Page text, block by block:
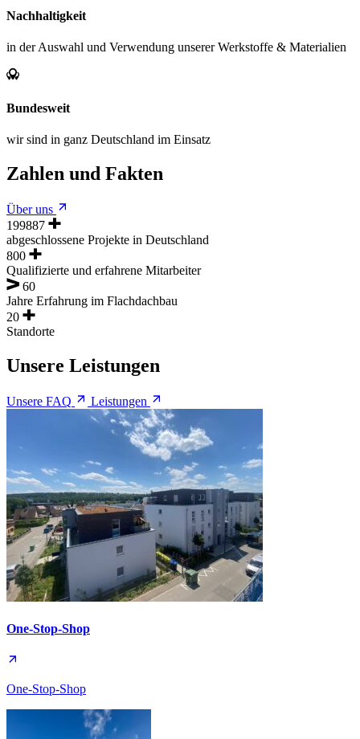
Nachhaltigkeit
in der Auswahl und Verwendung unserer Werkstoffe & Materialien
Bundesweit
wir sind in ganz Deutschland im Einsatz
Zahlen und Fakten
Über uns
200000
abgeschlossene Projekte in Deutschland
800
Qualifizierte und erfahrene Mitarbeiter
60
Jahre Erfahrung im Flachdachbau
20
Standorte
Unsere Leistungen
Unsere FAQ Leistungen
One-Stop-Shop
One-Stop-Shop